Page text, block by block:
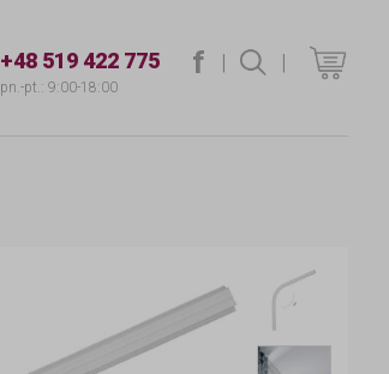
f | szukaj
|
+48 519 422 775
pn.-pt.: 9:00-18:00